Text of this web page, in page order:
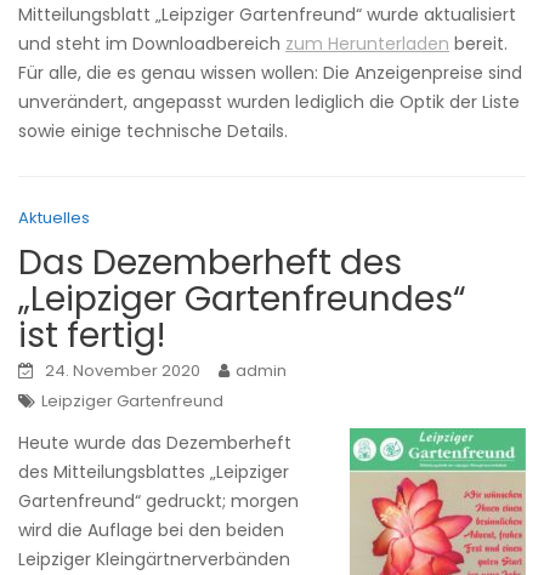
Mitteilungsblatt „Leipziger Gartenfreund“ wurde aktualisiert
und steht im Downloadbereich zum Herunterladen bereit.
Für alle, die es genau wissen wollen: Die Anzeigenpreise sind
unverändert, angepasst wurden lediglich die Optik der Liste
sowie einige technische Details.
Aktuelles
Das Dezemberheft des
„Leipziger Gartenfreundes“
ist fertig!
24. November 2020
admin
Leipziger Gartenfreund
Heute wurde das Dezemberheft
des Mitteilungsblattes „Leipziger
Gartenfreund“ gedruckt; morgen
wird die Auflage bei den beiden
Leipziger Kleingärtnerverbänden